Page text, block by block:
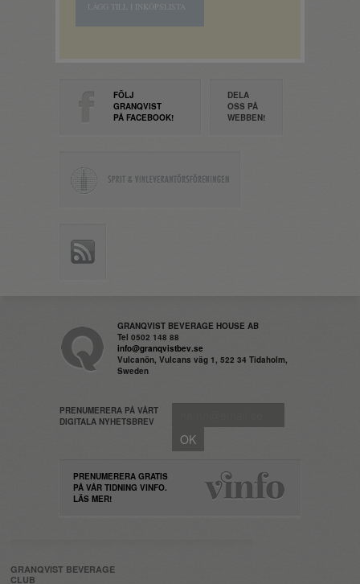
LÄGG TILL I INKÖPSLISTA
FÖLJ
GRANQVIST
PÅ FACEBOOK!
DELA
OSS PÅ
WEBBEN!
GRANQVIST BEVERAGE HOUSE AB
Tel 0502 148 88
info@granqvistbev.se
Vulcanön, Vulcans väg 1, 522 34 Tidaholm,
Sweden
PRENUMERERA PÅ VÅRT
DIGITALA NYHETSBREV
PRENUMERERA GRATIS
PÅ VÅR TIDNING VINFO.
LÄS MER!
GRANQVIST BEVERAGE
CLUB